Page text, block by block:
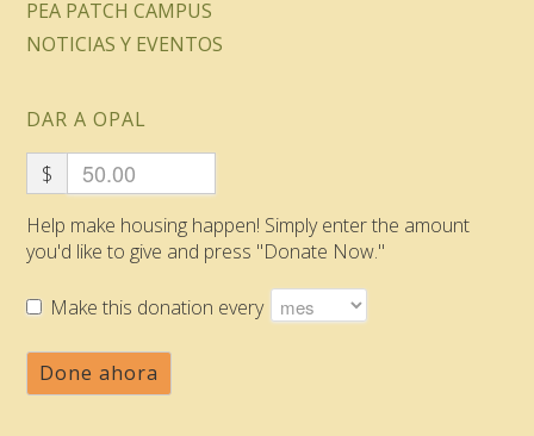
PEA PATCH CAMPUS
NOTICIAS Y EVENTOS
DAR A OPAL
$
Help make housing happen! Simply enter the amount
you'd like to give and press "Donate Now."
Make this donation every
Done ahora